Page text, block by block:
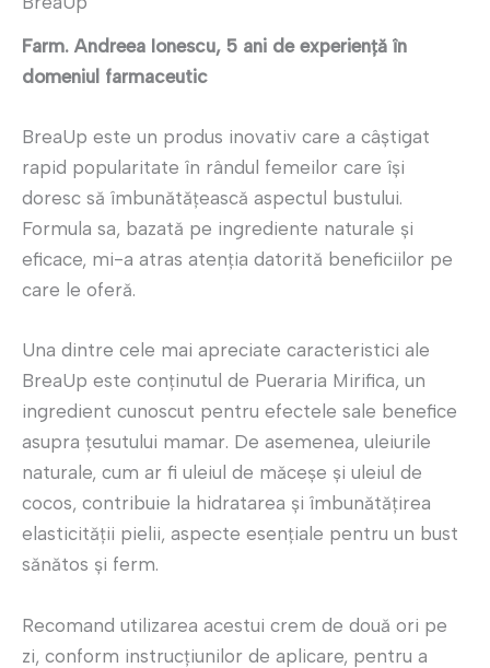
Farm. Andreea Ionescu, 5 ani de experiență în
domeniul farmaceutic
BreaUp este un produs inovativ care a câștigat
rapid popularitate în rândul femeilor care își
doresc să îmbunătățească aspectul bustului.
Formula sa, bazată pe ingrediente naturale și
eficace, mi-a atras atenția datorită beneficiilor pe
care le oferă.
Una dintre cele mai apreciate caracteristici ale
BreaUp este conținutul de Pueraria Mirifica, un
ingredient cunoscut pentru efectele sale benefice
asupra țesutului mamar. De asemenea, uleiurile
naturale, cum ar fi uleiul de măceșe și uleiul de
cocos, contribuie la hidratarea și îmbunătățirea
elasticității pielii, aspecte esențiale pentru un bust
sănătos și ferm.
Recomand utilizarea acestui crem de două ori pe
zi, conform instrucțiunilor de aplicare, pentru a